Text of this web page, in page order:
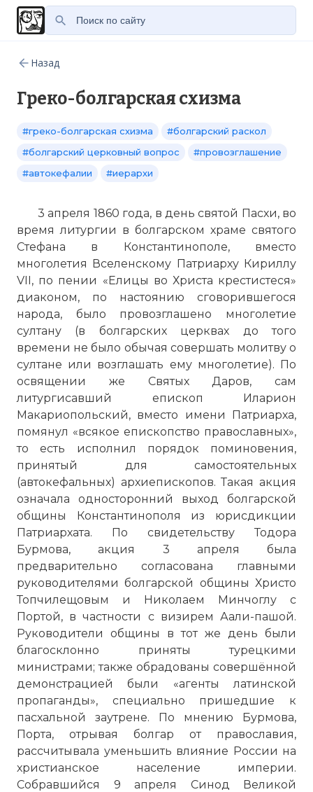
Назад
Греко-болгарская схизма
#греко-болгарская схизма
#болгарский раскол
#болгарский церковный вопрос
#провозглашение
#автокефалии
#иерархи
3 апреля 1860 года, в день святой Пасхи, во
время литургии в болгарском храме святого
Стефана в Константинополе, вместо
многолетия Вселенскому Патриарху Кириллу
VII, по пении «Елицы во Христа крестистеся»
диаконом, по настоянию сговорившегося
народа, было провозглашено многолетие
султану (в болгарских церквах до того
времени не было обычая совершать молитву о
султане или возглашать ему многолетие). По
освящении же Святых Даров, сам
литургисавший епископ Иларион
Макариопольский, вместо имени Патриарха,
помянул «всякое епископство православных»,
то есть исполнил порядок поминовения,
принятый для самостоятельных
(автокефальных) архиепископов. Такая акция
означала односторонний выход болгарской
общины Константинополя из юрисдикции
Патриархата. По свидетельству Тодора
Бурмова, акция 3 апреля была
предварительно согласована главными
руководителями болгарской общины Христо
Топчилещовым и Николаем Минчоглу с
Портой, в частности с визирем Аали-пашой.
Руководители общины в тот же день были
благосклонно приняты турецкими
министрами; также обрадованы совершённой
демонстрацией были «агенты латинской
пропаганды», специально пришедшие к
пасхальной заутрене. По мнению Бурмова,
Порта, отрывая болгар от православия,
рассчитывала уменьшить влияние России на
христианское население империи.
Собравшийся 9 апреля Синод Великой